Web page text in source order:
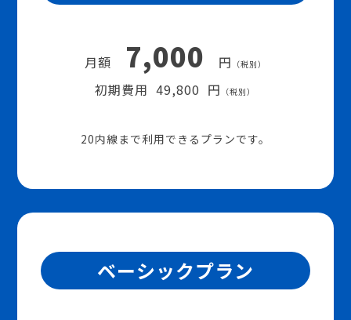
月額 7,000 円 （税別）
初期費用 49,800 円 （税別）
20内線まで利用できるプランです。
ベーシックプラン